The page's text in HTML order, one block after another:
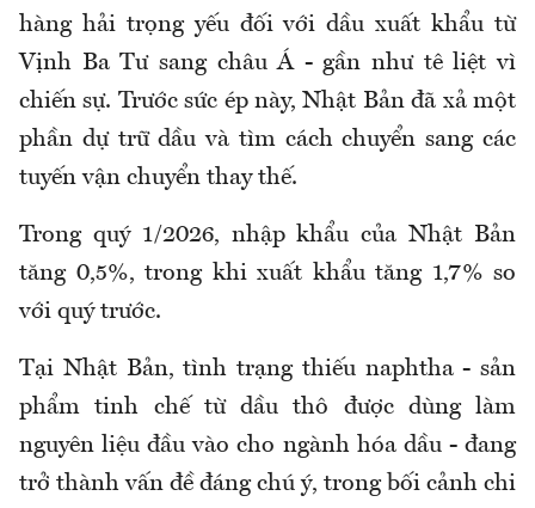
hàng hải trọng yếu đối với dầu xuất khẩu từ
Vịnh Ba Tư sang châu Á - gần như tê liệt vì
chiến sự. Trước sức ép này, Nhật Bản đã xả một
phần dự trữ dầu và tìm cách chuyển sang các
tuyến vận chuyển thay thế.
Trong quý 1/2026, nhập khẩu của Nhật Bản
tăng 0,5%, trong khi xuất khẩu tăng 1,7% so
với quý trước.
Tại Nhật Bản, tình trạng thiếu naphtha - sản
phẩm tinh chế từ dầu thô được dùng làm
nguyên liệu đầu vào cho ngành hóa dầu - đang
trở thành vấn đề đáng chú ý, trong bối cảnh chi